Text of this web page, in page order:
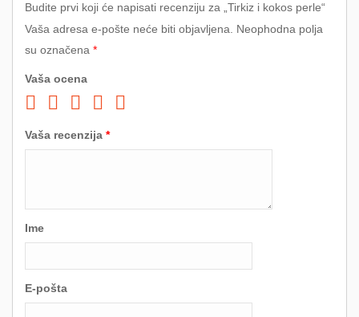
Budite prvi koji će napisati recenziju za „Tirkiz i kokos perle“
Vaša adresa e-pošte neće biti objavljena.
Neophodna polja
su označena *
Vaša ocena
Vaša recenzija *
Ime
E-pošta